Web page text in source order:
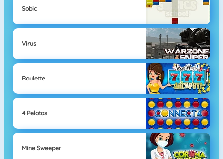
Sobic
Virus
Roulette
4 Pelotas
Mine Sweeper